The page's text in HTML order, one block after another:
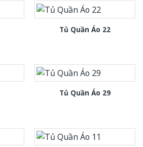
Tủ Quần Áo 22
Tủ Quần Áo 29